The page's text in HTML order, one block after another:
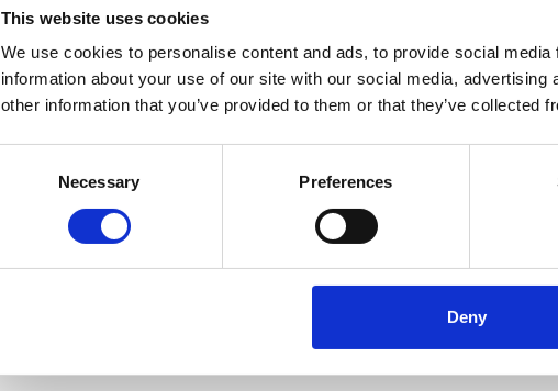
This website uses cookies
We use cookies to personalise content and ads, to provide social
information about your use of our site with our social media,
other information that you’ve provided to them or that they’ve collected
Necessary Preferences
Deny
Pentru ultima iteratie a acestui program va
noi. Eficiența clădirilor nu face referire doar la
interior căldura de care avem nevoie, ci și la nevoia
astfel încât să plătim mai puțin și firește, să